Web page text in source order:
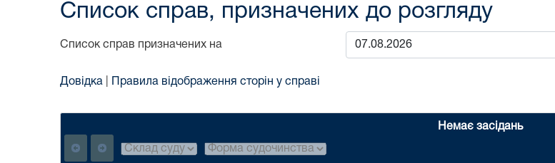
Список справ, призначених до розгляду
Список справ призначених на
Довідка Правила відображення сторін у справі
Немає засідань